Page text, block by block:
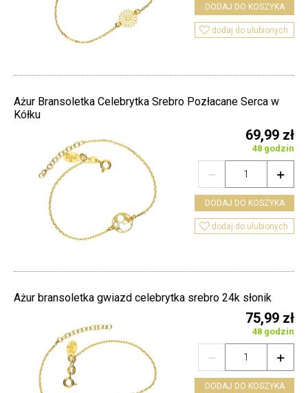
DODAJ DO KOSZYKA
 dodaj do ulubionych
Ażur Bransoletka Celebrytka Srebro Pozłacane Serca w
Kółku
69,99 zł
48 godzin


DODAJ DO KOSZYKA
 dodaj do ulubionych
Ażur bransoletka gwiazd celebrytka srebro 24k słonik
75,99 zł
48 godzin


DODAJ DO KOSZYKA